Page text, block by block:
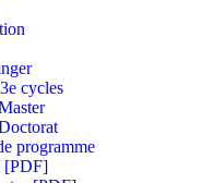
cycles
programme
[PDF]